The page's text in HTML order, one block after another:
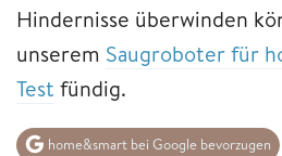
Hindernisse überwinden
unserem Saugroboter für
Test fündig.
home&smart bei Google bevorzugen